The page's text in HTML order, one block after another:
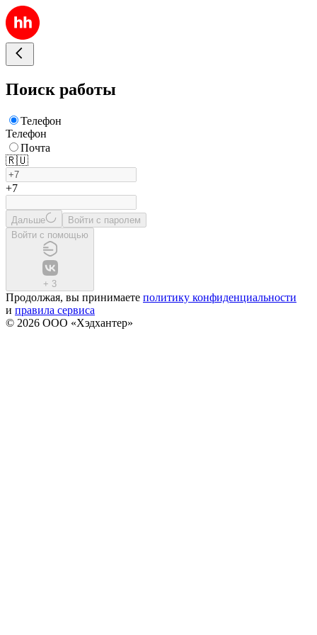
Поиск работы
Телефон
Телефон
Почта
🇷🇺
+7
Дальше
Войти с паролем
Войти с помощью
+ 3
Продолжая, вы принимаете политику конфиденциальности
и правила сервиса
© 2026 ООО «Хэдхантер»